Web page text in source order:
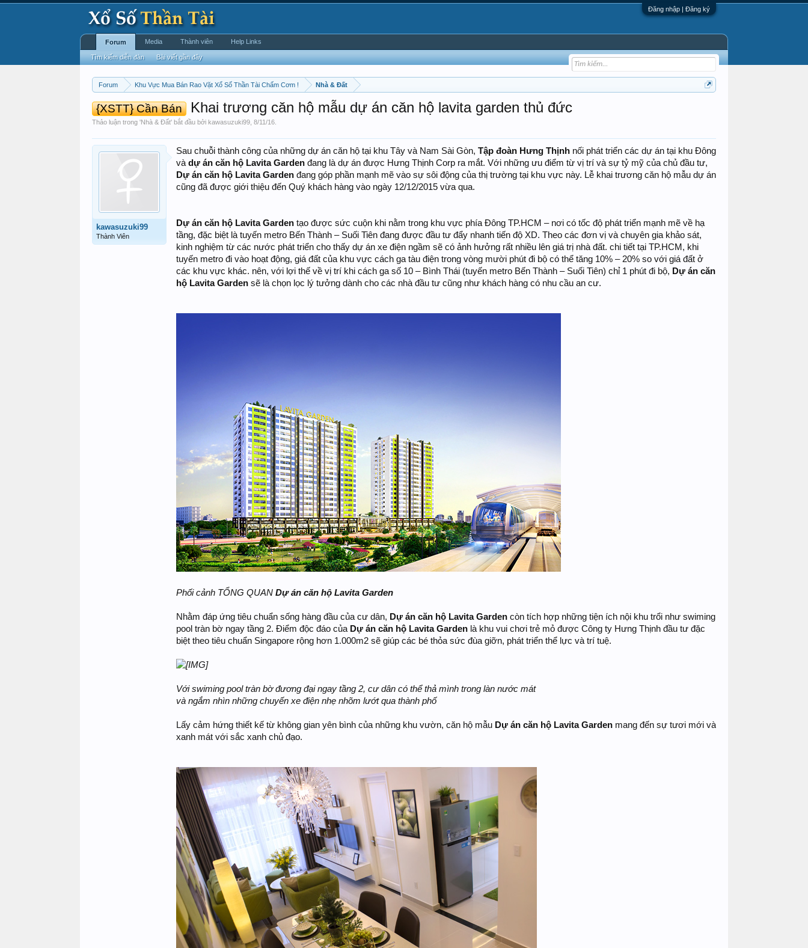
Đăng nhập | Đăng ký
Forum Khu Vực Mua Bán Rao Vặt Xổ Số Thần Tài Chấm Cơm ! Nhà & Đất
{XSTT} Cần Bán Khai trương căn hộ mẫu dự án căn hộ lavita garden thủ đức
Thảo luận trong 'Nhà & Đất' bắt đầu bởi kawasuzuki99 8/11/16
kawasuzuki99
Thành Viên
Sau chuỗi thành công của những dự án căn hộ tại khu Tây và Nam Sài Gòn, Tập đoàn Hưng Thịnh nối phát triển các dự án tại khu Đông
và dự án căn hộ Lavita Garden đang là dự án được Hưng Thịnh Corp ra mắt. Với những ưu điểm từ vị trí và sự tỷ mỹ của chủ đầu tư,
Dự án căn hộ Lavita Garden đang góp phần mạnh mẽ vào sự sôi động của thị trường tại khu vực này. Lễ khai trương căn hộ mẫu dự án
cũng đã được giới thiệu đến Quý khách hàng vào ngày 12/12/2015 vừa qua.
Dự án căn hộ Lavita Garden tạo được sức cuộn khi nằm trong khu vực phía Đông TP.HCM – nơi có tốc độ phát triển mạnh mẽ về hạ
tầng, đặc biệt là tuyến metro Bến Thành – Suối Tiên đang được đầu tư đẩy nhanh tiến độ XD. Theo các đơn vị và chuyên gia khảo sát,
kinh nghiệm từ các nước phát triển cho thấy dự án xe điện ngầm sẽ có ảnh hưởng rất nhiều lên giá trị nhà đất. chi tiết tại TP.HCM, khi
tuyến metro đi vào hoạt động, giá đất của khu vực cách ga tàu điện trong vòng mười phút đi bộ có thể tăng 10% – 20% so với giá đất ở
các khu vực khác. nên, với lợi thế về vị trí khi cách ga số 10 – Bình Thái (tuyến metro Bến Thành – Suối Tiên) chỉ 1 phút đi bộ, Dự án căn
hộ Lavita Garden sẽ là chọn lọc lý tưởng dành cho các nhà đầu tư cũng như khách hàng có nhu cầu an cư.
Phối cảnh TỔNG QUAN Dự án căn hộ Lavita Garden
Nhằm đáp ứng tiêu chuẩn sống hàng đầu của cư dân, Dự án căn hộ Lavita Garden còn tích hợp những tiện ích nội khu trổi như swiming
pool tràn bờ ngay tầng 2. Điểm độc đáo của Dự án căn hộ Lavita Garden là khu vui chơi trẻ mỏ được Công ty Hưng Thịnh đầu tư đặc
biệt theo tiêu chuẩn Singapore rộng hơn 1.000m2 sẽ giúp các bé thỏa sức đùa giỡn, phát triển thể lực và trí tuệ.
Với swiming pool tràn bờ đương đại ngay tầng 2, cư dân có thể thả mình trong làn nước mát
và ngắm nhìn những chuyến xe điện nhẹ nhõm lướt qua thành phố
Lấy cảm hứng thiết kế từ không gian yên bình của những khu vườn, căn hộ mẫu Dự án căn hộ Lavita Garden mang đến sự tươi mới và
xanh mát với sắc xanh chủ đạo.
Forum
Tìm kiếm diễn đàn Bài viết gần đây
Media Thành viên Help Links